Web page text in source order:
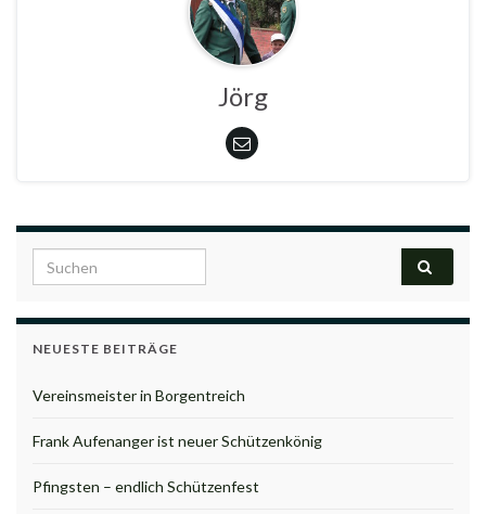
Jörg
Search for:
NEUESTE BEITRÄGE
Vereinsmeister in Borgentreich
Frank Aufenanger ist neuer Schützenkönig
Pfingsten – endlich Schützenfest